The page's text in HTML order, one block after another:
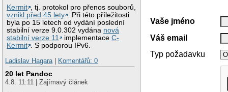
Kermit , tj. protokol pro přenos souborů,
vznikl před 45 lety . Při této příležitosti
byla po 15 letech od vydání poslední
stabilní verze 9.0.302 vydána nová
stabilní verze 11
implementaceC-
Kermit . S podporou IPv6.
Ladislav Hagara | Komentářů: 0
20 let Pandoc
4.8. 11:11 | Zajímavý článek
Vaše jméno
Váš email
Typ požadavku